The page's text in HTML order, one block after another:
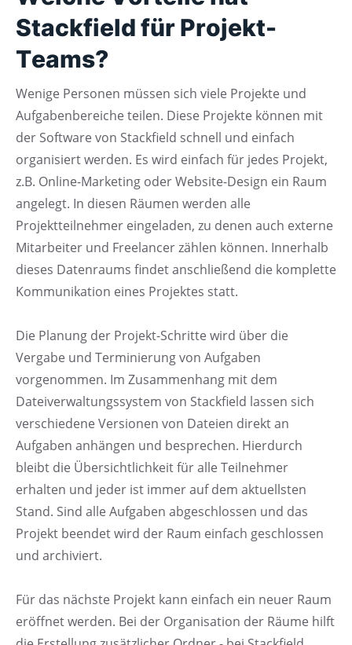
Stackfield für Projekt-
Teams?
Wenige Personen müssen sich viele Projekte und
Aufgabenbereiche teilen. Diese Projekte können mit
der Software von Stackfield schnell und einfach
organisiert werden. Es wird einfach für jedes Projekt,
z.B. Online-Marketing oder Website-Design ein Raum
angelegt. In diesen Räumen werden alle
Projektteilnehmer eingeladen, zu denen auch externe
Mitarbeiter und Freelancer zählen können. Innerhalb
dieses Datenraums findet anschließend die komplette
Kommunikation eines Projektes statt.
Die Planung der Projekt-Schritte wird über die
Vergabe und Terminierung von Aufgaben
vorgenommen. Im Zusammenhang mit dem
Dateiverwaltungssystem von Stackfield lassen sich
verschiedene Versionen von Dateien direkt an
Aufgaben anhängen und besprechen. Hierdurch
bleibt die Übersichtlichkeit für alle Teilnehmer
erhalten und jeder ist immer auf dem aktuellsten
Stand. Sind alle Aufgaben abgeschlossen und das
Projekt beendet wird der Raum einfach geschlossen
und archiviert.
Für das nächste Projekt kann einfach ein neuer Raum
eröffnet werden. Bei der Organisation der Räume hilft